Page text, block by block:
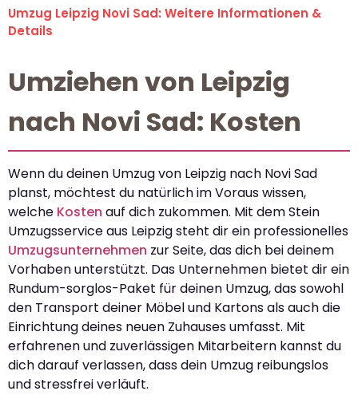
Umzug Leipzig Novi Sad: Weitere Informationen &
Details
Umziehen von Leipzig
nach Novi Sad: Kosten
Wenn du deinen Umzug von Leipzig nach Novi Sad
planst, möchtest du natürlich im Voraus wissen,
welche Kosten auf dich zukommen. Mit dem Stein
Umzugsservice aus Leipzig steht dir ein professionelles
Umzugsunternehmen zur Seite, das dich bei deinem
Vorhaben unterstützt. Das Unternehmen bietet dir ein
Rundum-sorglos-Paket für deinen Umzug, das sowohl
den Transport deiner Möbel und Kartons als auch die
Einrichtung deines neuen Zuhauses umfasst. Mit
erfahrenen und zuverlässigen Mitarbeitern kannst du
dich darauf verlassen, dass dein Umzug reibungslos
und stressfrei verläuft.